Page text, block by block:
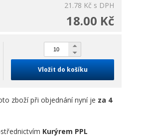
21.78 Kč s DPH
18.00 Kč
Vložit do košíku
zboží při objednání nyní je za 4
Kurýrem PPL